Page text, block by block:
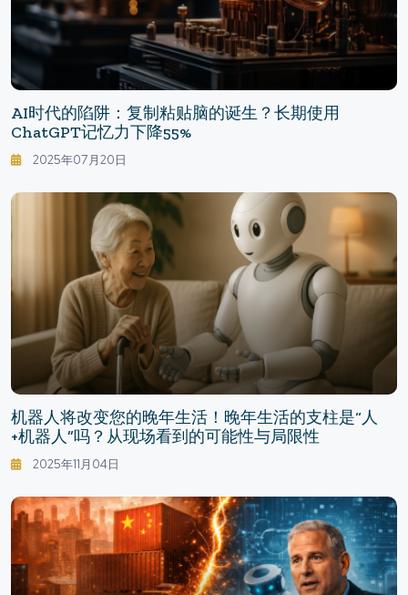
AI时代的陷阱：复制粘贴脑的诞生？长期使用
ChatGPT记忆力下降55%
2025年07月20日
机器人将改变您的晚年生活！晚年生活的支柱是“人
+机器人”吗？从现场看到的可能性与局限性
2025年11月04日